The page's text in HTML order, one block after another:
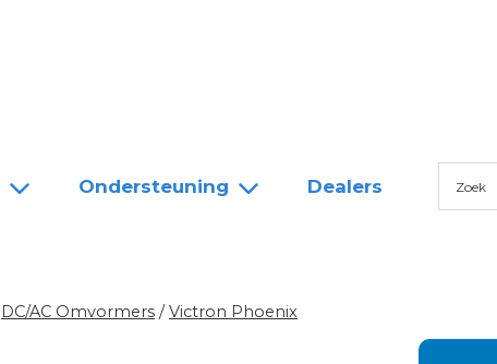
Ondersteuning Dealers
DC/AC Omvormers / Victron Phoenix